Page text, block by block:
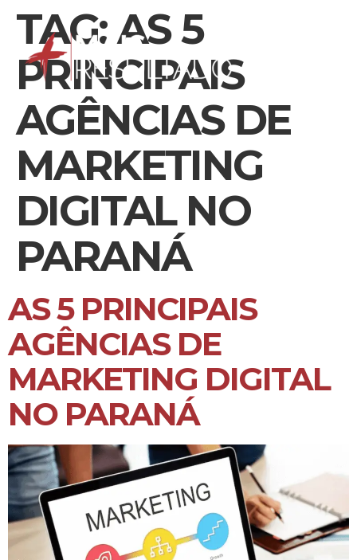
TAG:AS 5
PRINCIPAIS
AGÊNCIAS DE
MARKETING
DIGITAL NO
PARANÁ
AS 5 PRINCIPAIS
AGÊNCIAS DE
MARKETING DIGITAL
NO PARANÁ